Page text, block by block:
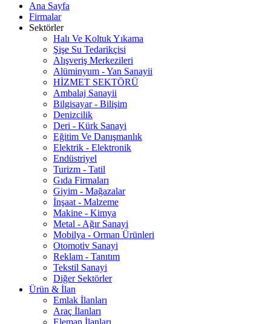
Ana Sayfa
Firmalar
Sektörler
Halı Ve Koltuk Yıkama
Şişe Su Tedarikçisi
Alışveriş Merkezileri
Alüminyum - Yan Sanayii
HİZMET SEKTÖRÜ
Ambalaj Sanayii
Bilgisayar - Bilişim
Denizcilik
Deri - Kürk Sanayi
Eğitim Ve Danışmanlık
Elektrik - Elektronik
Endüstriyel
Turizm - Tatil
Gıda Firmaları
Giyim - Mağazalar
İnşaat - Malzeme
Makine - Kimya
Metal - Ağır Sanayi
Mobilya - Orman Ürünleri
Otomotiv Sanayi
Reklam - Tanıtım
Tekstil Sanayi
Diğer Sektörler
Ürün & İlan
Emlak İlanları
Araç İlanları
Eleman İlanları